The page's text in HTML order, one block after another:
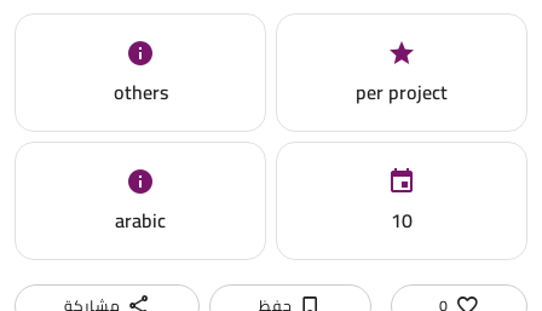
per project
others
10
arabic